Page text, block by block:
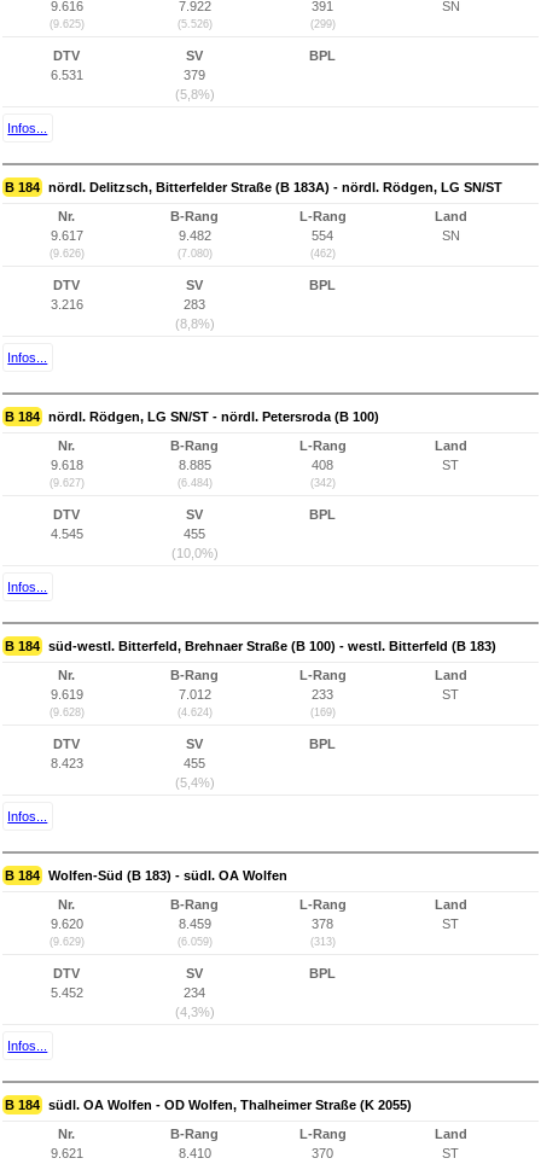
9.616
(9.625)
7.922
(5.526)
391
(299)
SN
DTV
6.531
SV
379
(5,8%)
BPL
Infos...
B 184 nördl. Delitzsch, Bitterfelder Straße (B 183A) - nördl. Rödgen, LG SN/ST
Nr.
9.617
(9.626)
B-Rang
9.482
(7.080)
L-Rang
554
(462)
Land
SN
DTV
3.216
SV
283
(8,8%)
BPL
Infos...
B 184 nördl. Rödgen, LG SN/ST - nördl. Petersroda (B 100)
Nr.
9.618
(9.627)
B-Rang
8.885
(6.484)
L-Rang
408
(342)
Land
ST
DTV
4.545
SV
455
(10,0%)
BPL
Infos...
B 184 süd-westl. Bitterfeld, Brehnaer Straße (B 100) - westl. Bitterfeld (B 183)
Nr.
9.619
(9.628)
B-Rang
7.012
(4.624)
L-Rang
233
(169)
Land
ST
DTV
8.423
SV
455
(5,4%)
BPL
Infos...
B 184 Wolfen-Süd (B 183) - südl. OA Wolfen
Nr.
9.620
(9.629)
B-Rang
8.459
(6.059)
L-Rang
378
(313)
Land
ST
DTV
5.452
SV
234
(4,3%)
BPL
Infos...
B 184 südl. OA Wolfen - OD Wolfen, Thalheimer Straße (K 2055)
Nr.
9.621
B-Rang
8.410
L-Rang
370
Land
ST